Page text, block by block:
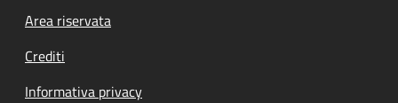
Footer menu
Area riservata
Crediti
Informativa privacy